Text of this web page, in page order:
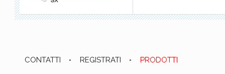
CONTATTI REGISTRATI PRODOTTI